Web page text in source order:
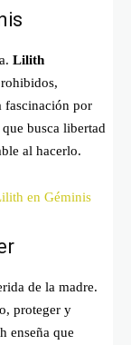
Lilith
fascinación por
busca libertad
al hacerlo.
en Géminis
de la madre.
proteger y
enseña que